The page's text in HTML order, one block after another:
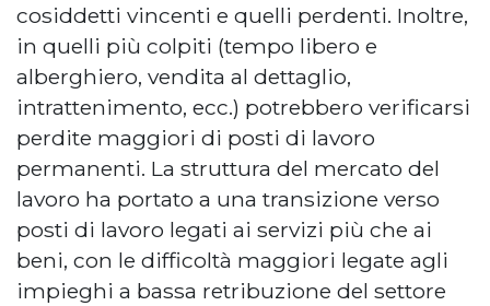
cosiddetti vincenti e quelli perdenti. Inoltre,
in quelli più colpiti (tempo libero e
alberghiero, vendita al dettaglio,
intrattenimento, ecc.) potrebbero verificarsi
perdite maggiori di posti di lavoro
permanenti. La struttura del mercato del
lavoro ha portato a una transizione verso
posti di lavoro legati ai servizi più che ai
beni, con le difficoltà maggiori legate agli
impieghi a bassa retribuzione del settore